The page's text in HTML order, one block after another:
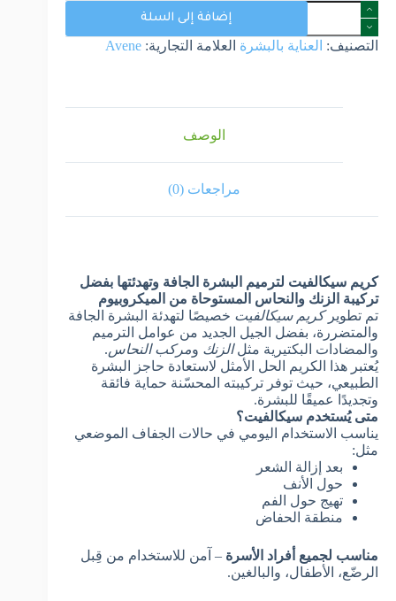
إضافة إلى السلة
التصنيف: العناية بالبشرة العلامة التجارية: Avene
الوصف
مراجعات (0)
كريم سيكالفيت لترميم البشرة الجافة وتهدئتها بفضل
تركيبة الزنك والنحاس المستوحاة من الميكروبيوم
تم تطويركريم سيكالفيت خصيصًا لتهدئة البشرة الجافة
والمتضررة، بفضل الجيل الجديد من عوامل الترميم
والمضادات البكتيرية مثلالزنك ومركب النحاس.
يُعتبر هذا الكريم الحل الأمثل لاستعادة حاجز البشرة
الطبيعي، حيث توفر تركيبته المحسّنة حماية فائقة
وتجديدًا عميقًا للبشرة.
متى يُستخدم سيكالفيت؟
يناسب الاستخدام اليومي في حالات الجفاف الموضعي
مثل:
بعد إزالة الشعر
حول الأنف
تهيج حول الفم
منطقة الحفاض
مناسب لجميع أفراد الأسرة – آمن للاستخدام من قِبل
الرضّع، الأطفال، والبالغين.